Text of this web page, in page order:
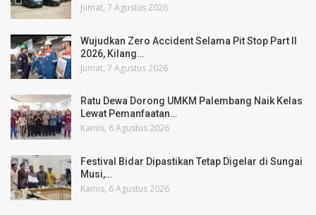
Jumat, 7 Agustus 2026
Wujudkan Zero Accident Selama Pit Stop Part II
2026, Kilang…
Jumat, 7 Agustus 2026
Ratu Dewa Dorong UMKM Palembang Naik Kelas
Lewat Pemanfaatan…
Kamis, 6 Agustus 2026
Festival Bidar Dipastikan Tetap Digelar di Sungai
Musi,…
Kamis, 6 Agustus 2026